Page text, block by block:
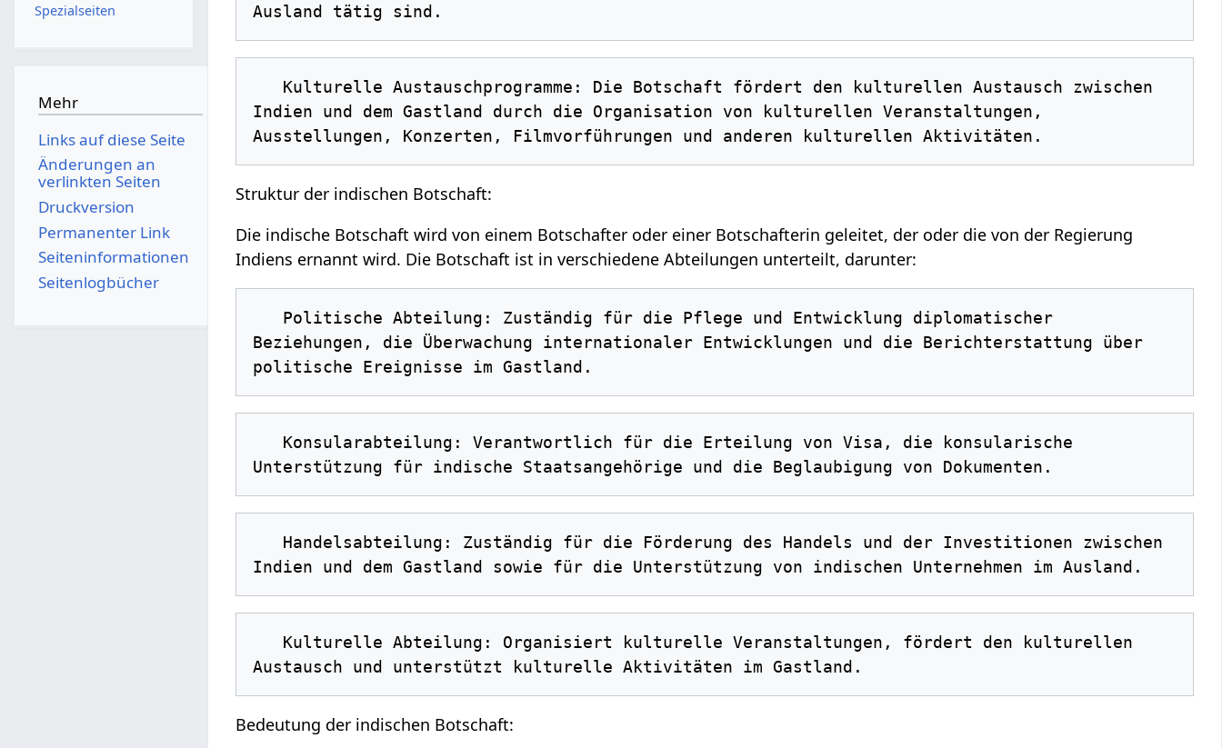
Indien und dem Gastland durch die Organisation von kulturellen Veranstaltungen,
Struktur der indischen Botschaft:
Die indische Botschaft wird von einem Botschafter oder einer Botschafterin geleitet, der oder die von der Regierung
Indiens ernannt wird. Die Botschaft ist in verschiedene Abteilungen unterteilt, darunter:
Beziehungen, die Überwachung internationaler Entwicklungen und die Berichterstattung über
Bedeutung der indischen Botschaft:
Spezialseiten
Mehr
Links auf diese Seite
Änderungen an
verlinkten Seiten
Druckversion
Permanenter Link
Seiten­­informationen
Seitenlogbücher